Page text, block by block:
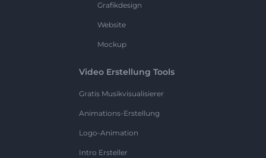
Grafikdesign
Website
Mockup
Video Erstellung Tools
Gratis Musikvisualisierer
Animations-Erstellung
Logo-Animation
Intro Ersteller